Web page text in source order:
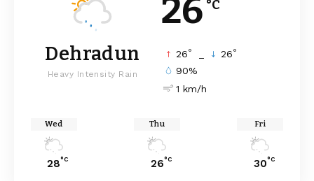
26 °C
Dehradun
Heavy Intensity Rain
26° 26°
90%
1 km/h
Wed
28°C
Thu
26°C
Fri
30°C